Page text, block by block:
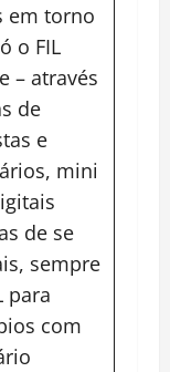
em torno
o FIL
– através
de
e
mini
de se
sempre
para
com